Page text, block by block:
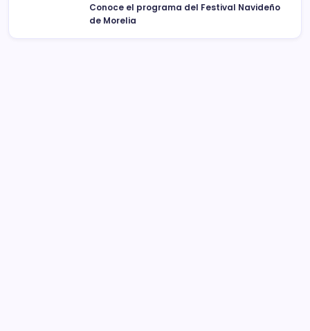
Conoce el programa del Festival Navideño
de Morelia